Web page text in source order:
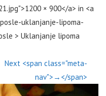
× 900</a> in <a
uklanjanje-lipoma-
> Uklanjanje lipoma
Next <span class="meta-
nav">→</span>